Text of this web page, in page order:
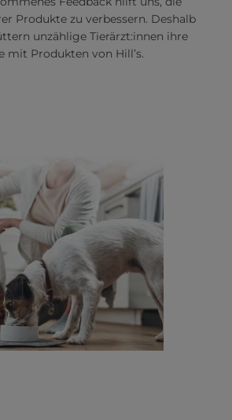
Produkte zu verbessern. Deshalb
unzählige Tierärzt:innen ihre
mit Produkten von Hill’s.